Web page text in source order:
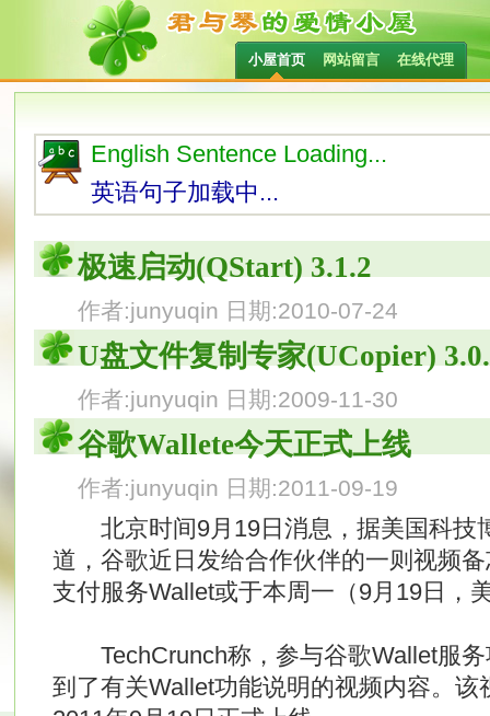
小屋首页 网站留言 在线代理
English Sentence Loading...
英语句子加载中...
极速启动(QStart) 3.1.2
作者:junyuqin 日期:2010-07-24
U盘文件复制专家(UCopier)
作者:junyuqin 日期:2009-11-30
谷歌Wallete今天正式上线
作者:junyuqin 日期:2011-09-19
北京时间9月19日消息，据美国科技
道，谷歌近日发给合作伙伴的一则视频
支付服务Wallet或于本周一（9月19日，
TechCrunch称，参与谷歌Wallet服务
到了有关Wallet功能说明的视频内容。该